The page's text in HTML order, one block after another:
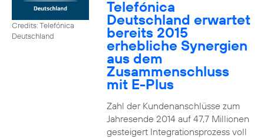
Credits: Telefónica
Deutschland
Telefónica
Deutschland erwartet
bereits 2015
erhebliche Synergien
aus dem
Zusammenschluss
mit E-Plus
Zahl der Kundenanschlüsse zum
Jahresende 2014 auf 47,7 Millionen
gesteigert Integrationsprozess voll